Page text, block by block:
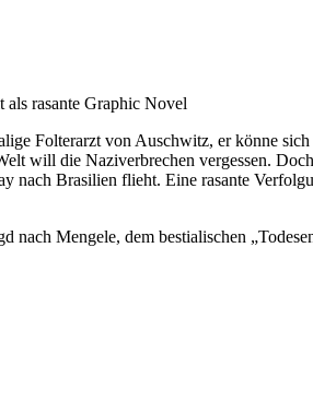
rasante Graphic Novel
Folterarzt von Auschwitz, er könne
will die Naziverbrechen vergessen.
nach Brasilien flieht. Eine rasante
nach Mengele, dem bestialischen